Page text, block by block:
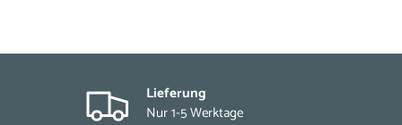
Lieferung
Nur 1-5 Werktage